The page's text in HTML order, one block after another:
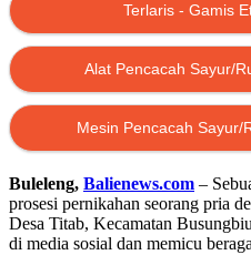
Terlaris - Gamis
Alat Pencacah Sayur/
Mesin Pencacah Sayur/
Buleleng, Balienews.com –
prosesi pernikahan seorang pria
Desa Titab, Kecamatan
di media sosial dan memicu